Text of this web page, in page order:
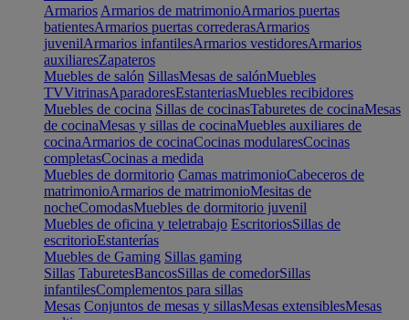
Armarios Armarios de matrimonioArmarios puertas
batientesArmarios puertas correderasArmarios
juvenilArmarios infantilesArmarios vestidoresArmarios
auxiliaresZapateros
Muebles de salón SillasMesas de salónMuebles
TVVitrinasAparadoresEstanteriasMuebles recibidores
Muebles de cocina Sillas de cocinasTaburetes de cocinaMesas
de cocinaMesas y sillas de cocinaMuebles auxiliares de
cocinaArmarios de cocinaCocinas modularesCocinas
completasCocinas a medida
Muebles de dormitorio Camas matrimonioCabeceros de
matrimonioArmarios de matrimonioMesitas de
nocheComodasMuebles de dormitorio juvenil
Muebles de oficina y teletrabajo EscritoriosSillas de
escritorioEstanterías
Muebles de Gaming Sillas gaming
Sillas TaburetesBancosSillas de comedorSillas
infantilesComplementos para sillas
Mesas Conjuntos de mesas y sillasMesas extensiblesMesas